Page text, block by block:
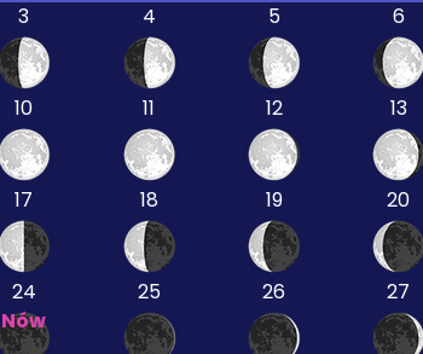
3 4 5 6
10 11 12 13
17 18 19 20
24
Nów
25 26 27